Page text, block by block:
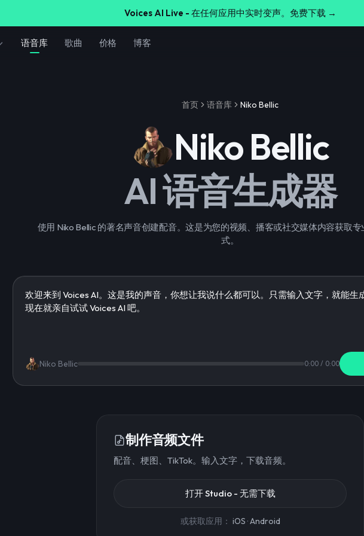
Voices AI Live - 在任何应用中实时变声。免费下载 →
语音库 歌曲 价格 博客
首页 语音库 Niko Bellic
Niko Bellic
AI 语音生成器
使用 Niko Bellic 的著名声音创建配音。这是为您的视频、播客或社交媒体内容获取
式。
Niko Bellic 0:00 / 0:00
制作音频文件
配音、梗图、TikTok。输入文字，下载音频。
打开 Studio - 无需下载
或获取应用： iOS ·Android